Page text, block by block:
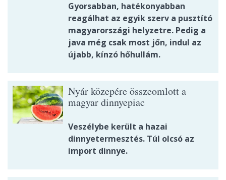
Gyorsabban, hatékonyabban
reagálhat az egyik szerv a pusztító
magyarországi helyzetre. Pedig a
java még csak most jőn, indul az
újabb, kínzó hőhullám.
Nyár közepére összeomlott a
magyar dinnyepiac
Veszélybe került a hazai
dinnyetermesztés. Túl olcsó az
import dinnye.